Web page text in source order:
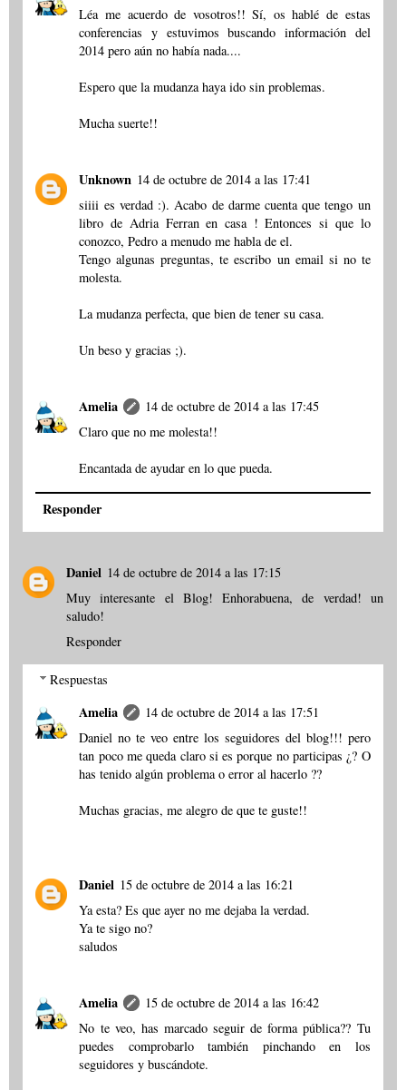
Léa me acuerdo de vosotros!! Sí, os hablé de estas
conferencias y estuvimos buscando información del
2014 pero aún no había nada....
Espero que la mudanza haya ido sin problemas.
Mucha suerte!!
Unknown 14 de octubre de 2014 a las 17:41
siiii es verdad :). Acabo de darme cuenta que tengo un
libro de Adria Ferran en casa ! Entonces si que lo
conozco, Pedro a menudo me habla de el.
Tengo algunas preguntas, te escribo un email si no te
molesta.
La mudanza perfecta, que bien de tener su casa.
Un beso y gracias ;).
Amelia
14 de octubre de 2014 a las 17:45
Claro que no me molesta!!
Encantada de ayudar en lo que pueda.
Responder
Daniel 14 de octubre de 2014 a las 17:15
Muy interesante el Blog! Enhorabuena, de verdad! un
saludo!
Responder
Respuestas
Amelia
14 de octubre de 2014 a las 17:51
Daniel no te veo entre los seguidores del blog!!! pero
tan poco me queda claro si es porque no participas ¿? O
has tenido algún problema o error al hacerlo ??
Muchas gracias, me alegro de que te guste!!
Daniel 15 de octubre de 2014 a las 16:21
Ya esta? Es que ayer no me dejaba la verdad.
Ya te sigo no?
saludos
Amelia
15 de octubre de 2014 a las 16:42
No te veo, has marcado seguir de forma pública?? Tu
puedes comprobarlo también pinchando en los
seguidores y buscándote.